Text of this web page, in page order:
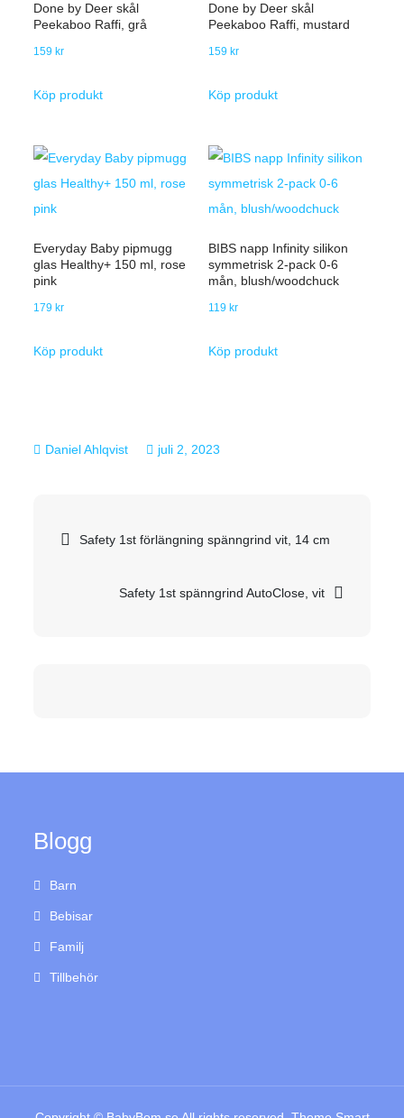
Done by Deer skål
Peekaboo Raffi, grå
159 kr
Köp produkt
Done by Deer skål
Peekaboo Raffi, mustard
159 kr
Köp produkt
Everyday Baby pipmugg
glas Healthy+ 150 ml, rose
pink
179kr
Köp produkt
BIBS napp Infinity silikon
symmetrisk 2-pack 0-6
mån, blush/woodchuck
119kr
Köp produkt
juli 2, 2023
Inläggsnavigering
Safety 1st förlängning spänngrind vit, 14 cm
Safety 1st spänngrind AutoClose, vit
Blogg
Barn
Bebisar
Familj
Tillbehör